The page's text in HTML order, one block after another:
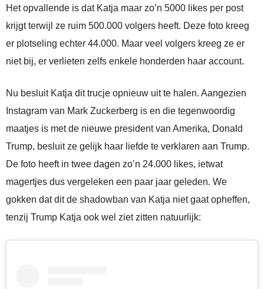
Het opvallende is dat Katja maar zo’n 5000 likes per post
krijgt terwijl ze ruim 500.000 volgers heeft. Deze foto kreeg
er plotseling echter 44.000. Maar veel volgers kreeg ze er
niet bij, er verlieten zelfs enkele honderden haar account.
Nu besluit Katja dit trucje opnieuw uit te halen. Aangezien
Instagram van Mark Zuckerberg is en die tegenwoordig
maatjes is met de nieuwe president van Amerika, Donald
Trump, besluit ze gelijk haar liefde te verklaren aan Trump.
De foto heeft in twee dagen zo’n 24.000 likes, ietwat
magertjes dus vergeleken een paar jaar geleden. We
gokken dat dit de shadowban van Katja niet gaat opheffen,
tenzij Trump Katja ook wel ziet zitten natuurlijk: